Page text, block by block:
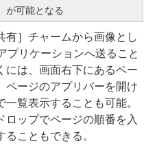
が可能となる
］チャームから画像とし
プリケーションへ送ること
には、画面右下にあるペー
ページのアプリバーを開け
覧表示することも可能。
ロップでページの順番を入
こともできる。